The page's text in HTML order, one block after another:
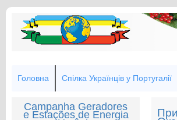
Головна Спілка Українців у Португалії
Campanha Geradores
e Estações de Energia